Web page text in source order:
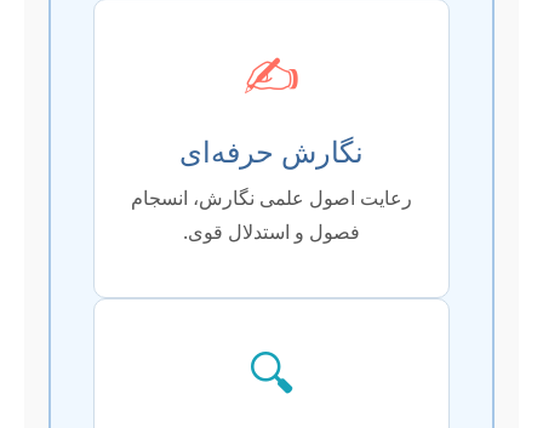
✍️
نگارش حرفه‌ای
رعایت اصول علمی نگارش، انسجام
فصول و استدلال قوی.
🔍